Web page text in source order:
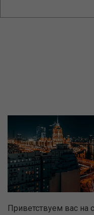
Приветствуем вас на